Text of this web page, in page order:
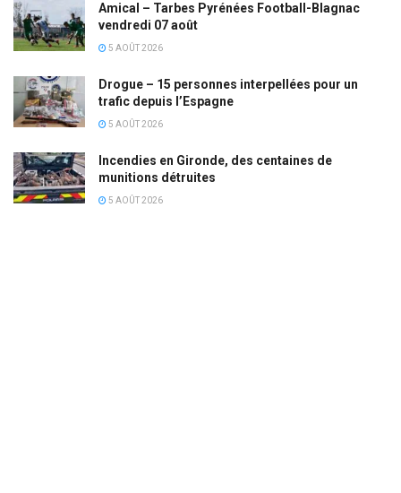
Amical – Tarbes Pyrénées Football-Blagnac
vendredi 07 août
5 AOÛT 2026
Drogue – 15 personnes interpellées pour un
trafic depuis l’Espagne
5 AOÛT 2026
Incendies en Gironde, des centaines de
munitions détruites
5 AOÛT 2026